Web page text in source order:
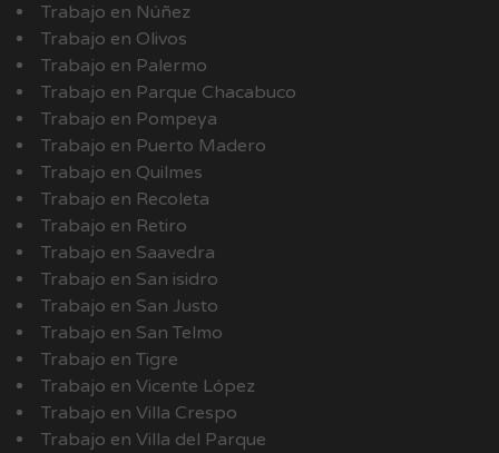
Trabajo en Núñez
Trabajo en Olivos
Trabajo en Palermo
Trabajo en Parque Chacabuco
Trabajo en Pompeya
Trabajo en Puerto Madero
Trabajo en Quilmes
Trabajo en Recoleta
Trabajo en Retiro
Trabajo en Saavedra
Trabajo en San isidro
Trabajo en San Justo
Trabajo en San Telmo
Trabajo en Tigre
Trabajo en Vicente López
Trabajo en Villa Crespo
Trabajo en Villa del Parque